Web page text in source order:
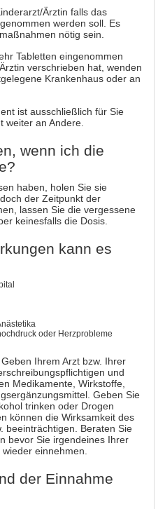
Ärztin falls das
werden soll. Es
nötig sein.
Tabletten eingenommen
verschrieben hat, wenden
Krankenhaus oder an
ist ausschließlich für Sie
weiter an Andere.
wenn ich die
haben, holen Sie sie
der Zeitpunkt der
lassen Sie die vergessene
keinesfalls die Dosis.
kann es
oder Herzprobleme
Ihrem Arzt bzw. Ihrer
und
Medikamente, Wirkstoffe,
Geben Sie
trinken oder Drogen
können die Wirksamkeit des
beeinträchtigen. Beraten Sie
bevor Sie irgendeines Ihrer
einnehmen.
der Einnahme